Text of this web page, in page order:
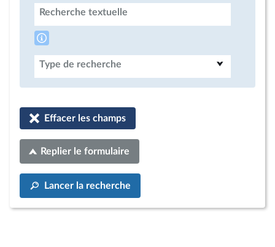
Recherche textuelle
Type de recherche
Effacer les champs
Replier le formulaire
Lancer la recherche